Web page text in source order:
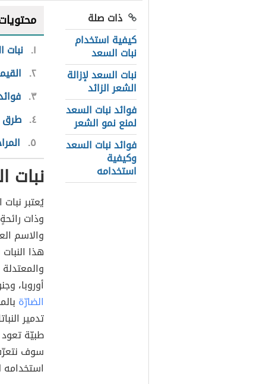
ذات صلة
كيفية استخدام
نبات السعد
نبات السعد لإزالة
الشعر الزائد
فوائد نبات السعد
لمنع نمو الشعر
فوائد نبات السعد
وكيفية
استخدامه
١ نبات
٢
٣
٤ طرق
٥
نبات
يُعتبر
وذات
والاسم
هذا
أوروبا،
الضارّة
تدمير
طبيّة تعود
سوف